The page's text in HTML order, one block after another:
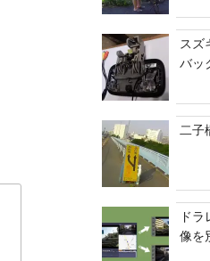
スズ
バッ
二子
ド
像を